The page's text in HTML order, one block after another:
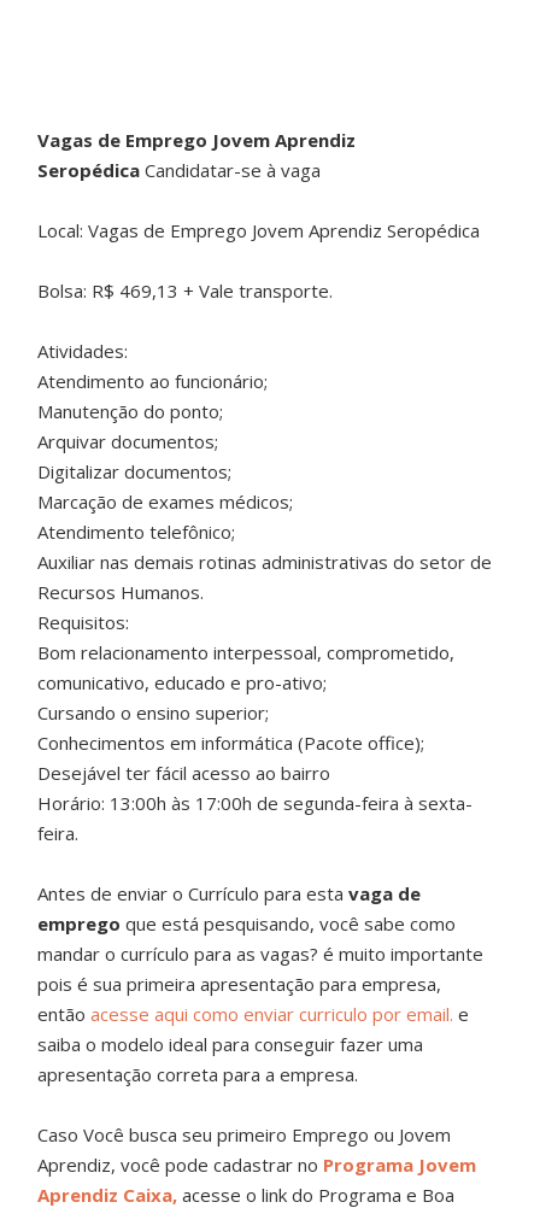
Vagas de Emprego Jovem Aprendiz
SeropédicaCandidatar-se à vaga
Local: Vagas de Emprego Jovem Aprendiz Seropédica
Bolsa: R$ 469,13 + Vale transporte.
Atividades:
Atendimento ao funcionário;
Manutenção do ponto;
Arquivar documentos;
Digitalizar documentos;
Marcação de exames médicos;
Atendimento telefônico;
Auxiliar nas demais rotinas administrativas do setor de
Recursos Humanos.
Requisitos:
Bom relacionamento interpessoal, comprometido,
comunicativo, educado e pro-ativo;
Cursando o ensino superior;
Conhecimentos em informática (Pacote office);
Desejável ter fácil acesso ao bairro
Horário: 13:00h às 17:00h de segunda-feira à sexta-
feira.
Antes de enviar o Currículo para estavaga de
empregoque está pesquisando, você sabe como
mandar o currículo para as vagas? é muito importante
pois é sua primeira apresentação para empresa,
entãoacesse aqui como enviar curriculo por email. e
saiba o modelo ideal para conseguir fazer uma
apresentação correta para a empresa.
Caso Você busca seu primeiro Emprego ou Jovem
Aprendiz, você pode cadastrar no Programa Jovem
Aprendiz Caixa, acesse o link do Programa e Boa